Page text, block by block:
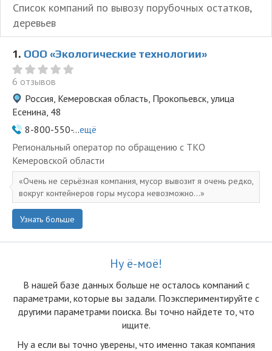
Список компаний по вывозу порубочных остатков,
деревьев
1. ООО «Экологические технологии»
6 отзывов
Россия, Кемеровская область, Прокопьевск, улица
Есенина, 48
8-800-550-...ещё
Региональный оператор по обращению с ТКО
Кемеровской области
Очень не серьёзная компания, мусор вывозит я очень редко,
вокруг контейнеров горы мусора невозможно...
Узнать больше
Ну ё-моё!
В нашей базе данных больше не осталоcь компаний с
параметрами, которые вы задали. Поэкспериментируйте с
другими параметрами поиска. Вы точно найдете то, что
ищите.
Ну а если вы точно уверены, что именно такая компания